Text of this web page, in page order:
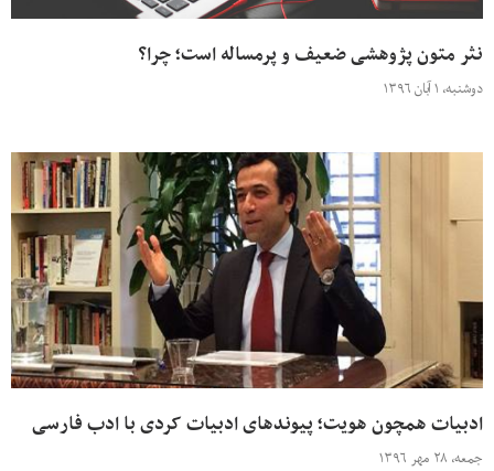
نثر متون پژوهشی ضعیف و پرمساله است؛ چرا؟
دوشنبه، ۱ آبان ۱۳۹۶
ادبیات همچون هویت؛ پیوندهای ادبیات کردی با ادب فارسی
جمعه، ۲۸ مهر ۱۳۹۶